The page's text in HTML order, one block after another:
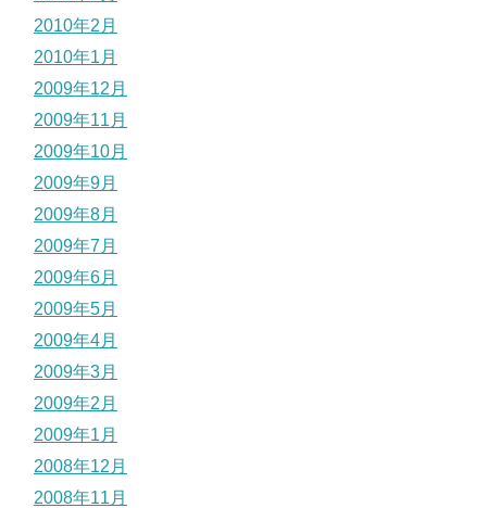
2010年2月
2010年1月
2009年12月
2009年11月
2009年10月
2009年9月
2009年8月
2009年7月
2009年6月
2009年5月
2009年4月
2009年3月
2009年2月
2009年1月
2008年12月
2008年11月